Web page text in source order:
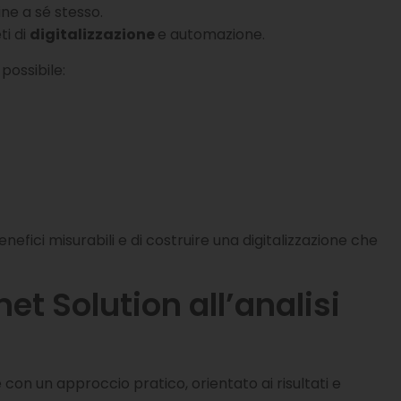
a sé stesso.
di digitalizzazione e automazione.
misurabili e di costruire una digitalizzazione che
Solution all’analisi
un approccio pratico, orientato ai risultati e